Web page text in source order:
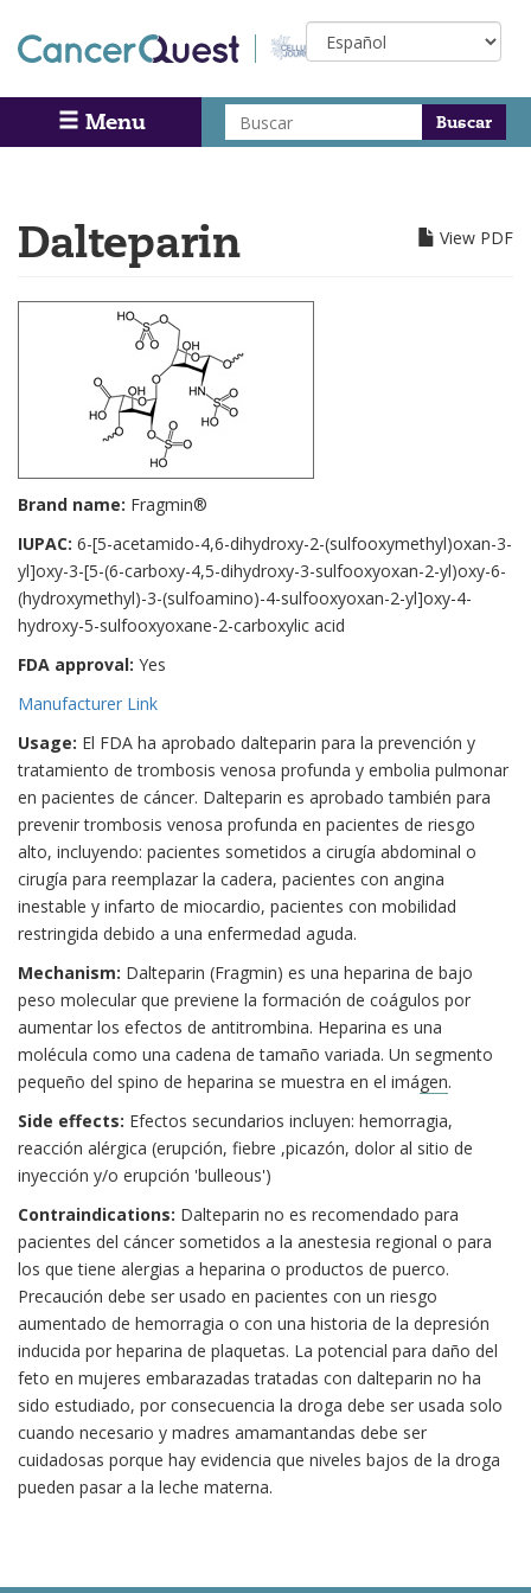
main
content
Select
your
Menu
Search
Buscar
View PDF
Dalteparin
Brand name: Fragmin®
IUPAC: 6-[5-acetamido-4,6-dihydroxy-2-(sulfooxymethyl)oxan-3-
yl]oxy-3-[5-(6-carboxy-4,5-dihydroxy-3-sulfooxyoxan-2-yl)oxy-6-
(hydroxymethyl)-3-(sulfoamino)-4-sulfooxyoxan-2-yl]oxy-4-
hydroxy-5-sulfooxyoxane-2-carboxylic acid
FDA approval: Yes
Manufacturer Link
Usage: El FDA ha aprobado dalteparin para la prevención y
tratamiento de trombosis venosa profunda y embolia pulmonar
en pacientes de cáncer. Dalteparin es aprobado también para
prevenir trombosis venosa profunda en pacientes de riesgo
alto, incluyendo: pacientes sometidos a cirugía abdominal o
cirugía para reemplazar la cadera, pacientes con angina
inestable y infarto de miocardio, pacientes con mobilidad
restringida debido a una enfermedad aguda.
Mechanism: Dalteparin (Fragmin) es una heparina de bajo
peso molecular que previene la formación de coágulos por
aumentar los efectos de antitrombina. Heparina es una
molécula como una cadena de tamaño variada. Un segmento
pequeño del spino de heparina se muestra en el imágen.
Side effects: Efectos secundarios incluyen: hemorragia,
reacción alérgica (erupción, fiebre ,picazón, dolor al sitio de
inyección y/o erupción 'bulleous')
Contraindications: Dalteparin no es recomendado para
pacientes del cáncer sometidos a la anestesia regional o para
los que tiene alergias a heparina o productos de puerco.
Precaución debe ser usado en pacientes con un riesgo
aumentado de hemorragia o con una historia de la depresión
inducida por heparina de plaquetas. La potencial para daño del
feto en mujeres embarazadas tratadas con dalteparin no ha
sido estudiado, por consecuencia la droga debe ser usada solo
cuando necesario y madres amamantandas debe ser
cuidadosas porque hay evidencia que niveles bajos de la droga
pueden pasar a la leche materna.